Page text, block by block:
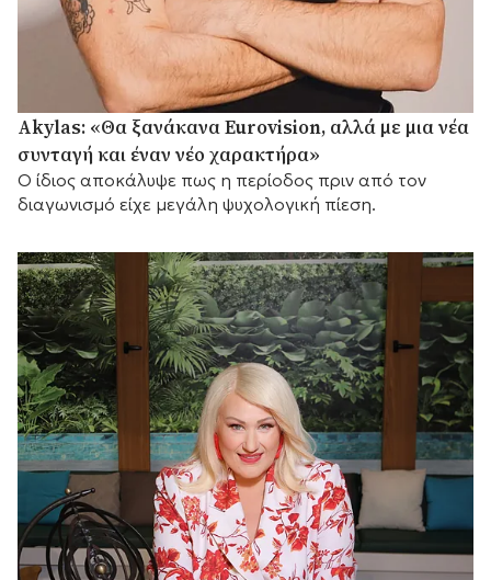
Akylas: «Θα ξανάκανα Eurovision, αλλά με μια νέα
συνταγή και έναν νέο χαρακτήρα»
Ο ίδιος αποκάλυψε πως η περίοδος πριν από τον
διαγωνισμό είχε μεγάλη ψυχολογική πίεση.